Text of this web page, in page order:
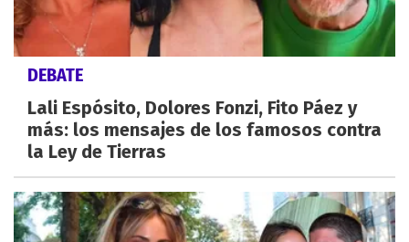
DEBATE
Lali Espósito, Dolores Fonzi, Fito Páez y
más: los mensajes de los famosos contra
la Ley de Tierras